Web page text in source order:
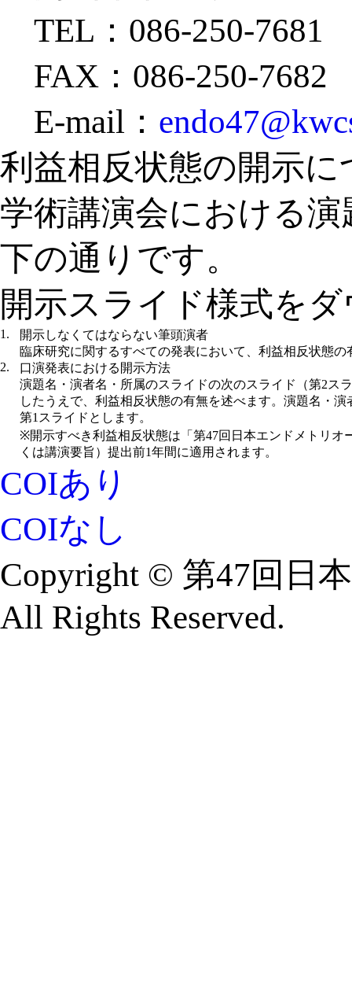
TEL：086-250-7681
FAX：086-250-7682
E-mail：
利益相反状態の開示に
学術講演会における
下の通りです。
開示スライド様式を
1.
開示しなくてはならない筆頭演者
臨床研究に関するすべての発表において、利益相反状態
2.
口演発表における開示方法
演題名・演者名・所属のスライドの次のスライド（第2ス
したうえで、利益相反状態の有無を述べます。演題名・
第1スライドとします。
※開示すべき利益相反状態は「第47回日本エンドメトリ
くは講演要旨）提出前1年間に適用されます。
COIあり
COIなし
Copyright © 第47回日
All Rights Reserved.